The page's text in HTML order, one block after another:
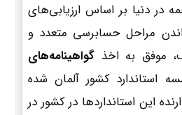
در دنیا بر اساس ارزیابی‌های
مراحل حسابرسی متعدد و
موفق به اخذ گواهینامه‌های
استاندارد کشور آلمان شده
این استانداردها در کشور در